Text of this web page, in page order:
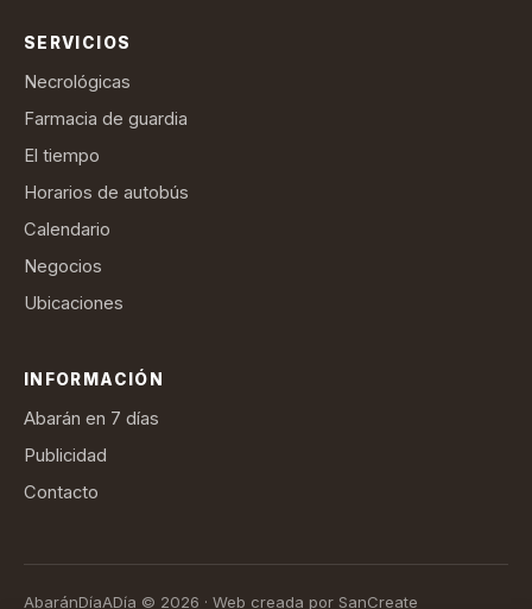
SERVICIOS
Necrológicas
Farmacia de guardia
El tiempo
Horarios de autobús
Calendario
Negocios
Ubicaciones
INFORMACIÓN
Abarán en 7 días
Publicidad
Contacto
AbaránDíaADía © 2026 · Web creada por SanCreate